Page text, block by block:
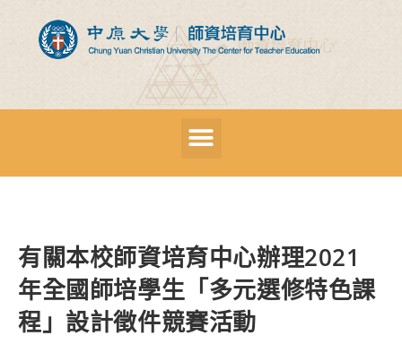
有關本校師資培育中心辦理2021
年全國師培學生「多元選修特色課
程」設計徵件競賽活動